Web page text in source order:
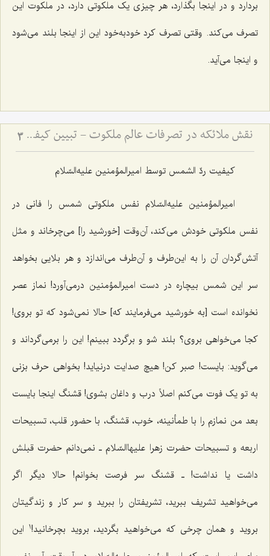
بردارد و در اینجا بگذارد، هر چیزی یک ملکوتی دارد، در ملکوت این
تصرف می‌کند. وقتی تصرف کرد خودبه‌خود این از اینجا بلند می‌شود
و اینجا می‌آید.
نقش ملائکه در تصرفات عالم ملکوت - تبیین کیفیت تأثیرگذاری فرشتگان بر حوادث عالم ماده 3
کیفیت ردّ الشمس توسط امیرالمؤمنین علیه‌السّلام
امیرالمؤمنین علیه‌السّلام نفس ملکوتی شمس را فانی در
نفس ملکوتی خودش می‌کند، آن‌وقت [خورشید را] می‌چرخاند و مثل
آتش‌گردان آن را به این‌طرف و آن‌طرف می‌اندازد و هر بلایی بخواهد
سر این شمس بیچاره در دست امیرالمؤمنین درمی‌آورد! نماز عصر
نخوانده است [به خورشید می‌فرمایند که] حالا نمی‌شود که تو بروی!
کجا می‌خواهی بروی؟ بلند شو و برگردد ببینم! این را برمی‌گرداند و
می‌گوید: بایست! صبر کن! هیچ صدایت درنیاید! بخواهی حرف بزنی
به تو یک فوت می‌کنم اصلاً درب و داغان بشوی! قشنگ اینجا بایست
بعد من نمازم را با طمأنینه، خوب، قشنگ، با حضور قلب، تسبیحات
اربعه و تسبیحات حضرت زهرا علیهاالسّلام ـ نمی‌دانم حضرت قبلش
داشت یا نداشت! ـ قشنگ سر فرصت بخوانم! حالا دیگر اگر
می‌خواهید تشریف ببرید، تشریفتان را ببرید و سر کار و زندگیتان
بروید و همان چرخی که می‌خواهید بگردید، بروید بچرخانید!1 این